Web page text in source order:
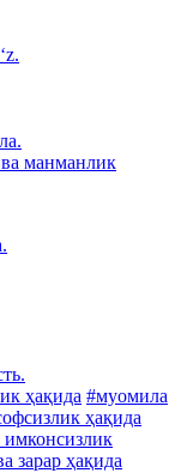
манманлик
ҳақида #муомила
ҳақида
зарар ҳақида